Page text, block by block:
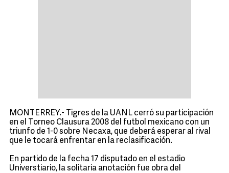
MONTERREY.- Tigres de la UANL cerró su participación
en el Torneo Clausura 2008 del futbol mexicano con un
triunfo de 1-0 sobre Necaxa, que deberá esperar al rival
que le tocará enfrentar en la reclasificación.
En partido de la fecha 17 disputado en el estadio
Universtiario, la solitaria anotación fue obra del